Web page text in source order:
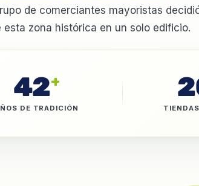
de comerciantes mayoristas
esta zona histórica en un solo edificio.
42+
DE TRADICIÓN